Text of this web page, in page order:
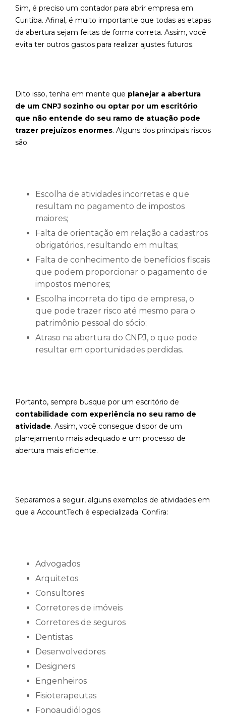
Sim, é preciso um contador para abrir empresa em
Curitiba. Afinal, é muito importante que todas as etapas
da abertura sejam feitas de forma correta. Assim, você
evita ter outros gastos para realizar ajustes futuros.
Dito isso, tenha em mente que planejar a abertura
de um CNPJ sozinho ou optar por um escritório
que não entende do seu ramo de atuação pode
trazer prejuízos enormes. Alguns dos principais riscos
são:
Escolha de atividades incorretas e que
resultam no pagamento de impostos
maiores;
Falta de orientação em relação a cadastros
obrigatórios, resultando em multas;
Falta de conhecimento de benefícios fiscais
que podem proporcionar o pagamento de
impostos menores;
Escolha incorreta do tipo de empresa, o
que pode trazer risco até mesmo para o
patrimônio pessoal do sócio;
Atraso na abertura do CNPJ, o que pode
resultar em oportunidades perdidas.
Portanto, sempre busque por um escritório de
contabilidade com experiência no seu ramo de
atividade. Assim, você consegue dispor de um
planejamento mais adequado e um processo de
abertura mais eficiente.
Separamos a seguir, alguns exemplos de atividades em
que a AccountTech é especializada. Confira:
Advogados
Arquitetos
Consultores
Corretores de imóveis
Corretores de seguros
Dentistas
Desenvolvedores
Designers
Engenheiros
Fisioterapeutas
Fonoaudiólogos